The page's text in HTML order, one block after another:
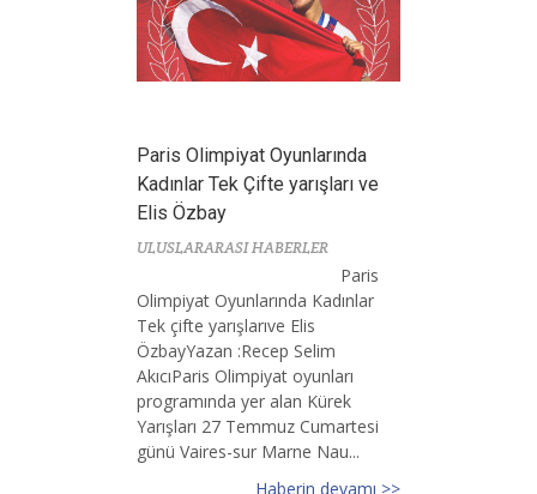
Paris Olimpiyat Oyunlarında
Kadınlar Tek Çifte yarışları ve
Elis Özbay
ULUSLARARASI HABERLER
Paris
Olimpiyat Oyunlarında Kadınlar
Tek çifte yarışlarıve Elis
ÖzbayYazan :Recep Selim
AkıcıParis Olimpiyat oyunları
programında yer alan Kürek
Yarışları 27 Temmuz Cumartesi
günü Vaires-sur Marne Nau...
Haberin devamı >>